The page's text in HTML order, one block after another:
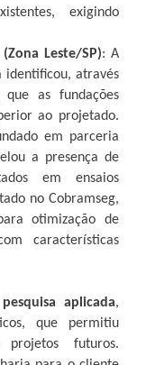
exigindo
Leste/SP): A
identificou, através
as fundações
ao projetado.
em parceria
a presença de
em ensaios
no Cobramseg,
otimização de
características
pesquisa aplicada,
que permitiu
futuros.